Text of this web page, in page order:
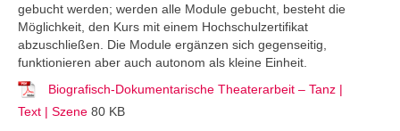
gebucht werden; werden alle Module gebucht, besteht die
Möglichkeit, den Kurs mit einem Hochschulzertifikat
abzuschließen. Die Module ergänzen sich gegenseitig,
funktionieren aber auch autonom als kleine Einheit.
Biografisch-Dokumentarische Theaterarbeit – Tanz |
Text | Szene 80 KB